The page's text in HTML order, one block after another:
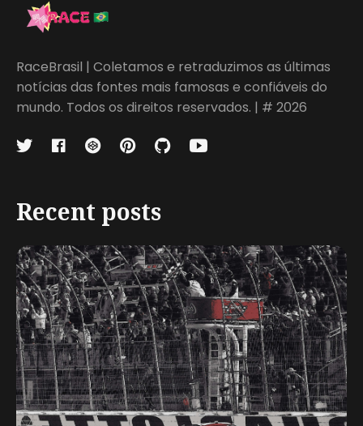
RaceBrasil | Coletamos e retraduzimos as últimas
notícias das fontes mais famosas e confiáveis do
mundo. Todos os direitos reservados. | # 2026
Recent posts